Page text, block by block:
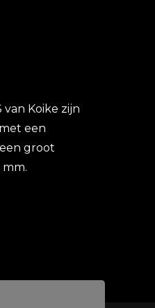
Koike zijn
een
groot